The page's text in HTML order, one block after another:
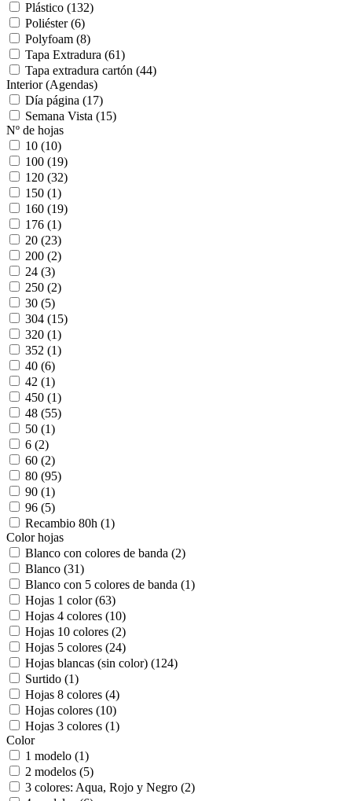
Plástico (132)
Poliéster(6)
Polyfoam (8)
Tapa Extradura (61)
Tapa extradura cartón (44)
Interior (Agendas)
Día página (17)
Semana Vista (15)
Nº de hojas
10 (10)
100 (19)
120 (32)
150 (1)
160 (19)
176 (1)
20 (23)
200 (2)
24 (3)
250 (2)
30 (5)
304 (15)
320 (1)
352 (1)
40 (6)
42 (1)
450 (1)
48 (55)
50 (1)
6 (2)
60 (2)
80 (95)
90 (1)
96 (5)
Recambio 80h (1)
Color hojas
Blanco con colores de banda (2)
Blanco (31)
Blanco con 5 colores de banda (1)
Hojas 1 color(63)
Hojas 4 colores (10)
Hojas 10 colores (2)
Hojas 5 colores (24)
Hojas blancas (sin color) (124)
Surtido (1)
Hojas 8 colores (4)
Hojas colores (10)
Hojas 3 colores (1)
Color
1 modelo (1)
2 modelos (5)
3 colores: Aqua, Rojo y Negro (2)